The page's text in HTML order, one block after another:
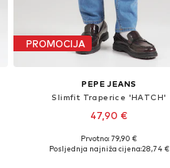
PROMOCIJA
PEPE JEANS
Slimfit Traperice 'HATCH'
47,90 €
Dostupne veličine: 30 x 32
Prvotno: 79,90 €
Posljednja najniža cijena:28,74 €